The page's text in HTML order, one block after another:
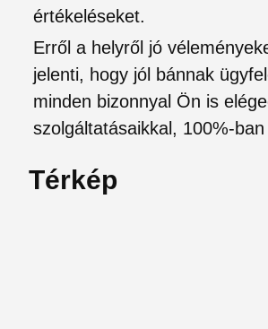
értékeléseket.
Erről a helyről jó
jelenti, hogy jól bánnak
minden bizonnyal Ön is
szolgáltatásaikkal, 100%-
Térkép